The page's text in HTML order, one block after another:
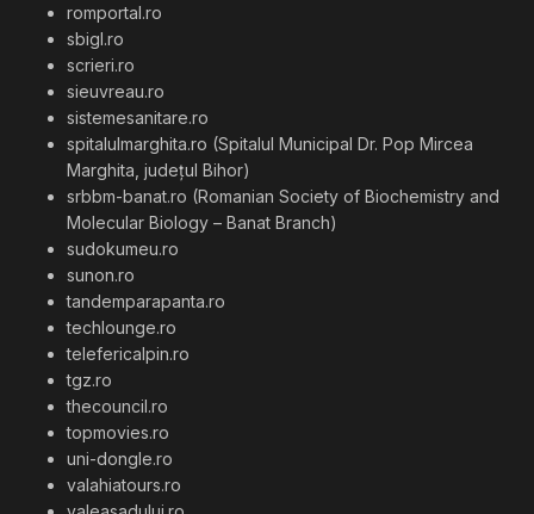
romportal.ro
sbigl.ro
scrieri.ro
sieuvreau.ro
sistemesanitare.ro
spitalulmarghita.ro (Spitalul Municipal Dr. Pop Mircea
Marghita, județul Bihor)
srbbm-banat.ro (Romanian Society of Biochemistry and
Molecular Biology – Banat Branch)
sudokumeu.ro
sunon.ro
tandemparapanta.ro
techlounge.ro
telefericalpin.ro
tgz.ro
thecouncil.ro
topmovies.ro
uni-dongle.ro
valahiatours.ro